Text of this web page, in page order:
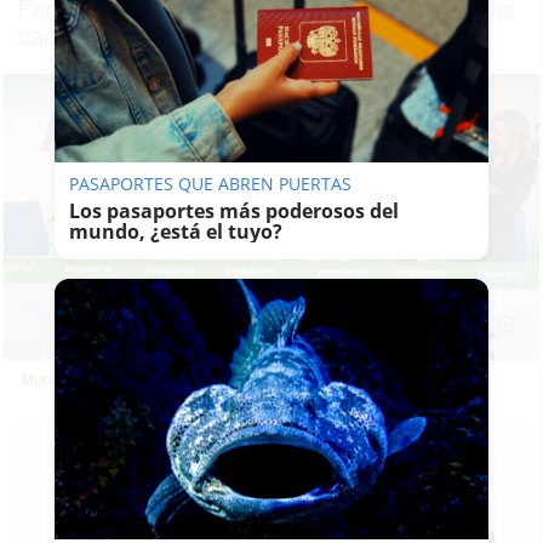
Fomento y presentará a los candidatos de las
capitales en un acto este sábado en Cádiz
Moreno en el acto con Carazo.
20/01/2023Actualizado: 20/01/2023 - 10:26
PASAPORTES QUE ABREN PUERTAS
Los pasaportes más poderosos del
mundo, ¿está el tuyo?